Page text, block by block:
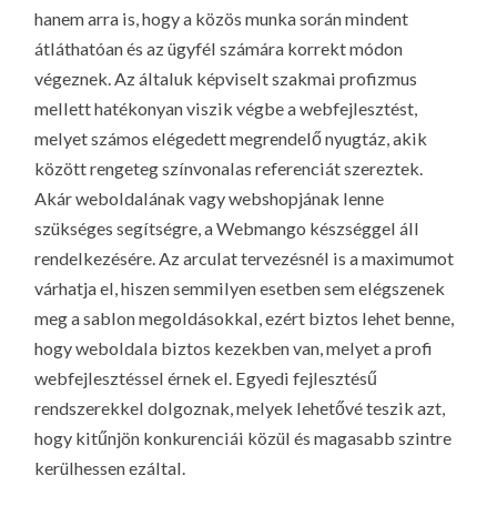
hanem arra is, hogy a közös munka során mindent
átláthatóan és az ügyfél számára korrekt módon
végeznek. Az általuk képviselt szakmai profizmus
mellett hatékonyan viszik végbe a webfejlesztést,
melyet számos elégedett megrendelő nyugtáz, akik
között rengeteg színvonalas referenciát szereztek.
Akár weboldalának vagy webshopjának lenne
szükséges segítségre, a Webmango készséggel áll
rendelkezésére. Az arculat tervezésnél is a maximumot
várhatja el, hiszen semmilyen esetben sem elégszenek
meg a sablon megoldásokkal, ezért biztos lehet benne,
hogy weboldala biztos kezekben van, melyet a profi
webfejlesztéssel érnek el. Egyedi fejlesztésű
rendszerekkel dolgoznak, melyek lehetővé teszik azt,
hogy kitűnjön konkurenciái közül és magasabb szintre
kerülhessen ezáltal.